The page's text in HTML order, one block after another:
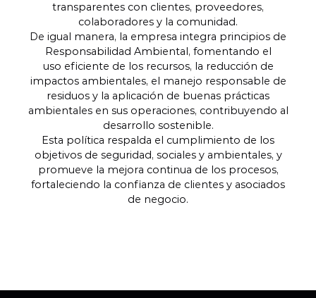
transparentes con clientes, proveedores,
colaboradores y la comunidad.
De igual manera, la empresa integra principios de
Responsabilidad Ambiental, fomentando el
uso eficiente de los recursos, la reducción de
impactos ambientales, el manejo responsable de
residuos y la aplicación de buenas prácticas
ambientales en sus operaciones, contribuyendo al
desarrollo sostenible.
Esta política respalda el cumplimiento de los
objetivos de seguridad, sociales y ambientales, y
promueve la mejora continua de los procesos,
fortaleciendo la confianza de clientes y asociados
de negocio.